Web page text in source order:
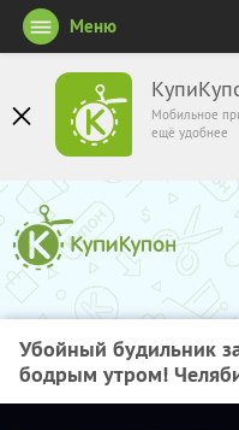
Мобильное
ещё удобнее
Меню
Убойный будильник
бодрым утром!